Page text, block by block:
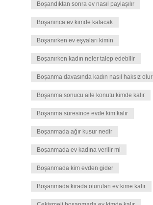
Boşandıktan sonra ev nasıl paylaşılır
Boşanınca ev kimde kalacak
Boşanırken ev eşyaları kimin
Boşanırken kadın neler talep edebilir
Boşanma davasında kadın nasıl haksız olur
Boşanma sonucu aile konutu kimde kalır
Boşanma süresince evde kim kalır
Boşanmada ağır kusur nedir
Boşanmada ev kadına verilir mi
Boşanmada kim evden gider
Boşanmada kirada oturulan ev kime kalır